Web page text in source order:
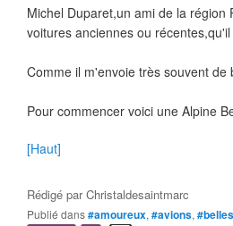
Michel Duparet,un ami de la
voitures anciennes ou
Comme il m'envoie très souvent
Pour commencer voici une Alpine
[Haut]
Rédigé parChristaldesaintmarc
Publié dans#amoureux, #avions, #belles